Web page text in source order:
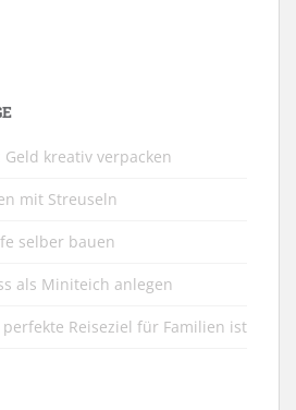
kreativ verpacken
mit Streuseln
selber bauen
als Miniteich anlegen
Reiseziel für Familien ist